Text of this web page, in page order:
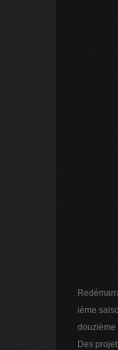
ième
douzième
Des